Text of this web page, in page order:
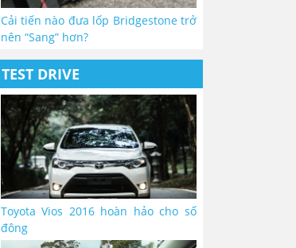
Cải tiến nào đưa lốp Bridgestone trở
nên “Sang” hơn?
TEST DRIVE
Toyota Vios 2016 hoàn hảo cho số
đông